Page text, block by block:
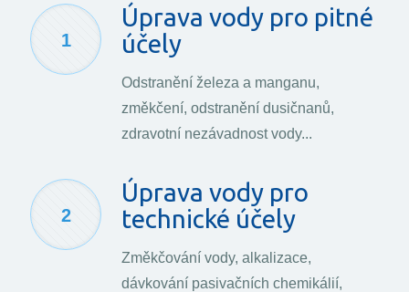
1
Úprava vody pro pitné
účely
Odstranění železa a manganu,
změkčení, odstranění dusičnanů,
zdravotní nezávadnost vody...
2
Úprava vody pro
technické účely
Změkčování vody, alkalizace,
dávkování pasivačních chemikálií,